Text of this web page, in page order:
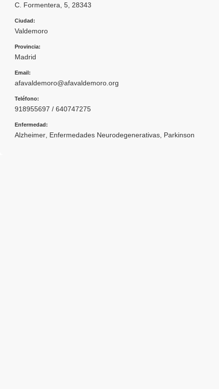
C. Formentera, 5, 28343
Ciudad:
Valdemoro
Provincia:
Madrid
Email:
afavaldemoro@afavaldemoro.org
Teléfono:
918955697 / 640747275
Enfermedad:
Alzheimer Enfermedades Neurodegenerativas Parkinson